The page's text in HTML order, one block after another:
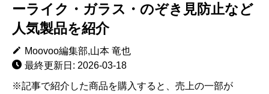
ーライク・ガラス・のぞき見防止など
人気製品を紹介
Moovoo編集部,山本 竜也
最終更新日: 2026-03-18
※記事で紹介した商品を購入すると、売上の一部が